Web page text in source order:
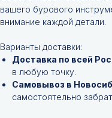
вашего бурового
внимание каждой детали.
Варианты доставки:
Доставка по всей
в любую точку.
Самовывоз в
самостоятельно